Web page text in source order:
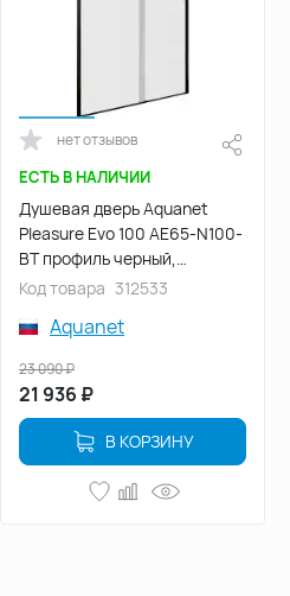
нет отзывов
ЕСТЬ В НАЛИЧИИ
Душевая дверь Aquanet
Pleasure Evo 100 AE65-N100-
BT профиль черный,
прозрачное стекло
Код товара 312533
Aquanet
21 936 ₽
23 090₽
В КОРЗИНУ